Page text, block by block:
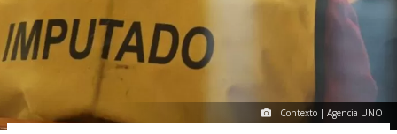
Contexto | Agencia UNO